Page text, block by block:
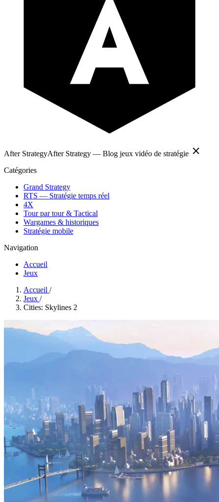
After StrategyAfter Strategy — Blog jeux vidéo de stratégie
Catégories
Grand Strategy
RTS — Stratégie temps réel
4X
Tour par tour & Tactical
Wargames & historiques
Stratégie mobile
Navigation
Accueil
Jeux
Accueil /
Jeux /
Cities: Skylines 2